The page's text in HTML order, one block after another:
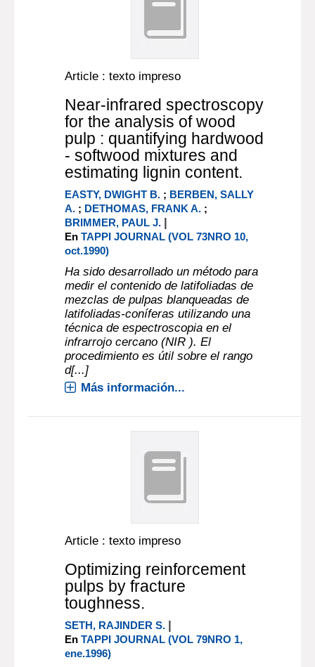
Article : texto impreso
Near-infrared spectroscopy
for the analysis of wood
pulp : quantifying hardwood
- softwood mixtures and
estimating lignin content.
EASTY, DWIGHT B. ; BERBEN, SALLY
A. ; DETHOMAS, FRANK A. ;
BRIMMER, PAUL J. |
EnTAPPI JOURNAL (VOL 73NRO 10,
oct.1990)
Ha sido desarrollado un método para
medir el contenido de latifoliadas de
mezclas de pulpas blanqueadas de
latifoliadas-coníferas utilizando una
técnica de espectroscopia en el
infrarrojo cercano (NIR ). El
procedimiento es útil sobre el rango
d[...]
Más información...
Article : texto impreso
Optimizing reinforcement
pulps by fracture
toughness.
SETH, RAJINDER S. |
EnTAPPI JOURNAL (VOL 79NRO 1,
ene.1996)